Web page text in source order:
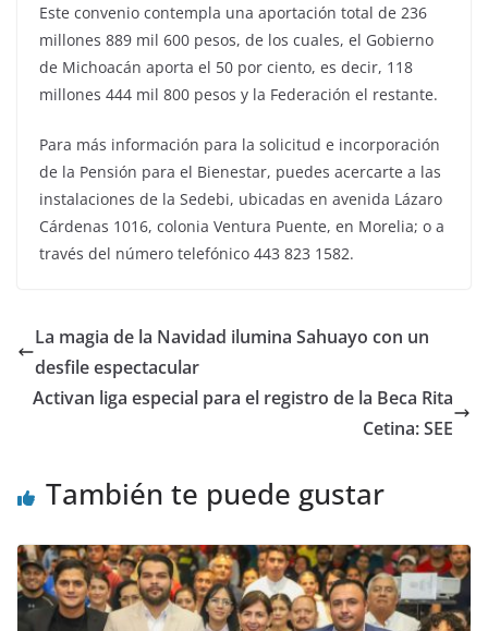
Este convenio contempla una aportación total de 236
millones 889 mil 600 pesos, de los cuales, el Gobierno
de Michoacán aporta el 50 por ciento, es decir, 118
millones 444 mil 800 pesos y la Federación el restante.
Para más información para la solicitud e incorporación
de la Pensión para el Bienestar, puedes acercarte a las
instalaciones de la Sedebi, ubicadas en avenida Lázaro
Cárdenas 1016, colonia Ventura Puente, en Morelia; o a
través del número telefónico 443 823 1582.
La magia de la Navidad ilumina Sahuayo con un
desfile espectacular
Activan liga especial para el registro de la Beca Rita
Cetina: SEE
También te puede gustar